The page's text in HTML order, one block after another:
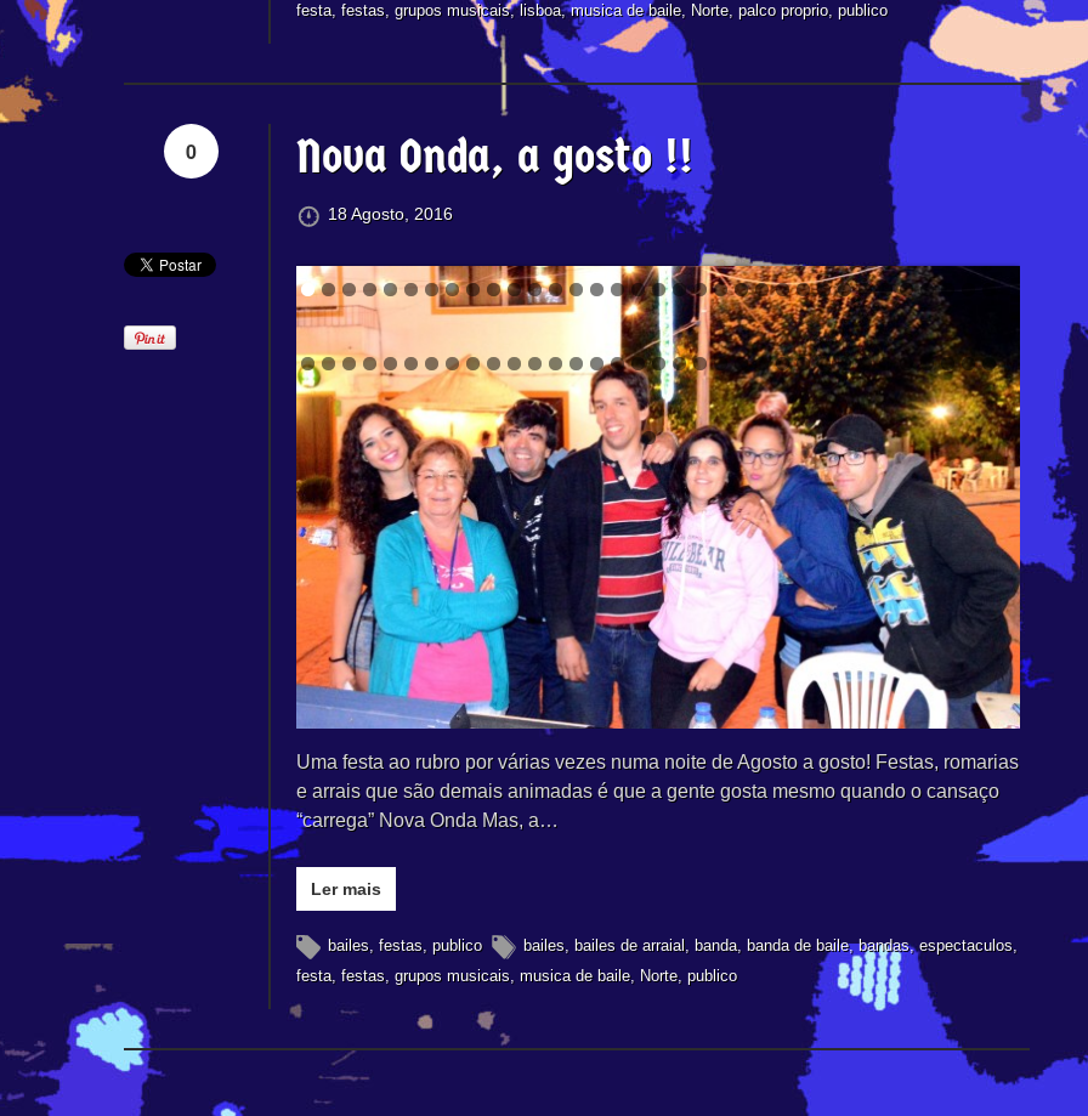
festa, festas, grupos musicais,lisboa,musica de baile, Norte, palco proprio, publico
0 Nova Onda, a gosto !!
18 Agosto, 2016
Uma festa ao rubro por várias vezes numa noite de Agosto a gosto! Festas, romarias
e arrais que são demais animadas é que a gente gosta mesmo quando o cansaço
“carrega” Nova Onda Mas, a…
Ler mais
bailes, festas, publico bailes, bailes de arraial, banda, banda de baile,bandas,espectaculos,
festa, festas, grupos musicais, musica de baile, Norte, publico